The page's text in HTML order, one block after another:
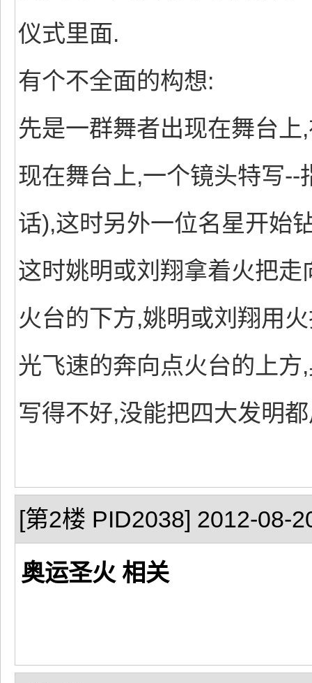
仪式里面.
有个不全面的构想:
先是一群舞者出现在舞台
现在舞台上,一个镜头特写
话),这时另外一位名星开始
这时姚明或刘翔拿着火把
火台的下方,姚明或刘翔用
光飞速的奔向点火台的上
写得不好,没能把四大发明
[第2楼 PID2038] 2012-08-
奥运圣火 相关